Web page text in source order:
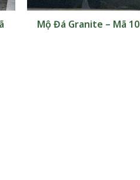
Mộ Đá Granite – Mã 10